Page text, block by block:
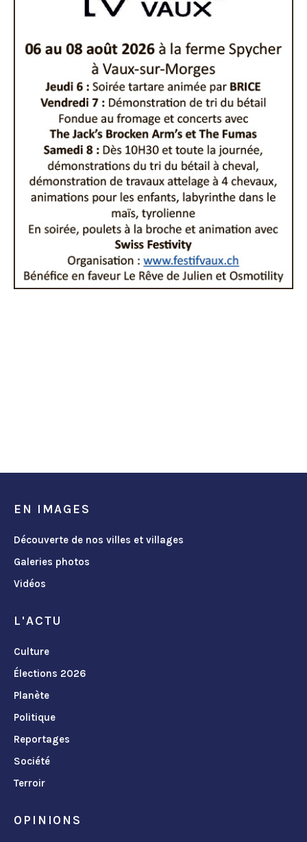
EN IMAGES
Découverte de nos villes et villages
Galeries photos
Vidéos
L'ACTU
Culture
Élections 2026
Planète
Politique
Reportages
Société
Terroir
OPINIONS